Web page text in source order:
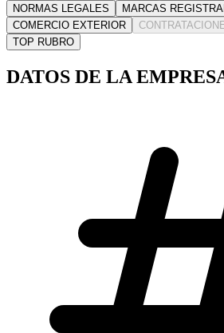
NORMAS LEGALES
MARCAS
COMERCIO EXTERIOR
TOP RUBRO
DATOS DE LA